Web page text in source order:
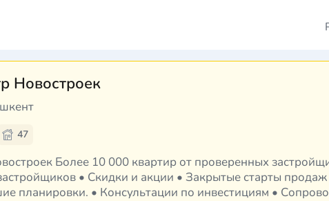
Новостроек
47
застройщиков Ташкента •
• Скидки и акции • Закрытые старты
планировки. • Консультации по инвестициям •